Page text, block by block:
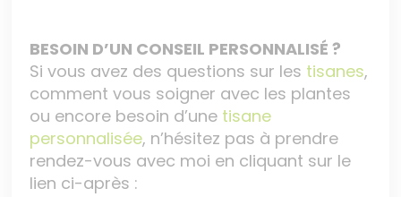
BESOIN D’UN CONSEIL PERSONNALISÉ ?
Si vous avez des questions sur les tisanes,
comment vous soigner avec les plantes
ou encore besoin d’une tisane
personnalisée, n’hésitez pas à prendre
rendez-vous avec moi en cliquant sur le
lien ci-après :